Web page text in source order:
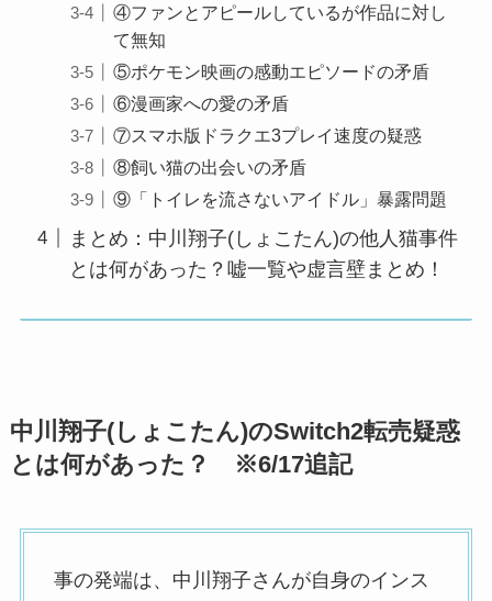
④ファンとアピールしているが作品に対し
て無知
⑤ポケモン映画の感動エピソードの矛盾
⑥漫画家への愛の矛盾
⑦スマホ版ドラクエ3プレイ速度の疑惑
⑧飼い猫の出会いの矛盾
⑨「トイレを流さないアイドル」暴露問題
まとめ：中川翔子(しょこたん)の他人猫事件
とは何があった？嘘一覧や虚言壁まとめ！
中川翔子(しょこたん)のSwitch2転売疑惑
とは何があった？ ※6/17追記
事の発端は、中川翔子さんが自身のインス